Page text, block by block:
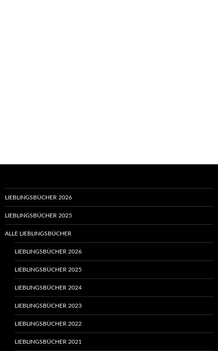
LIEBLINGSBÜCHER 2026
LIEBLINGSBÜCHER 2025
ALLE LIEBLINGSBÜCHER
LIEBLINGSBÜCHER 2026
LIEBLINGSBÜCHER 2025
LIEBLINGSBÜCHER 2024
LIEBLINGSBÜCHER 2023
LIEBLINGSBÜCHER 2022
LIEBLINGSBÜCHER 2021